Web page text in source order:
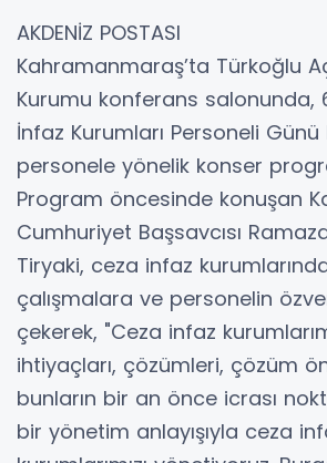
AKDENİZ POSTASI
Kahramanmaraş’ta Türkoğlu
Kurumu konferans salonunda,
İnfaz Kurumları Personeli
personele yönelik konser
Program öncesinde konuşan
Cumhuriyet Başsavcısı
Tiryaki, ceza infaz
çalışmalara ve personelin
çekerek, "Ceza infaz
ihtiyaçları, çözümleri, çözüm
bunların bir an önce icrası
bir yönetim anlayışıyla ceza